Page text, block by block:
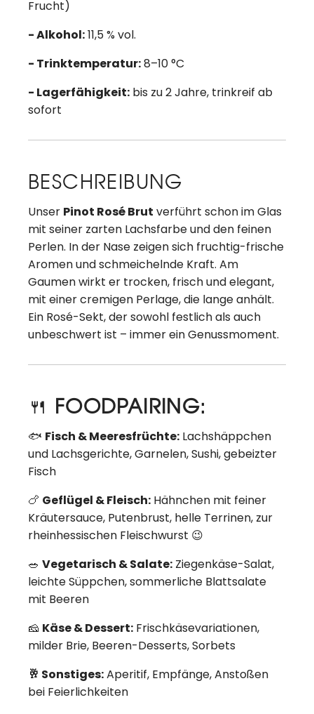
Frucht)
- Alkohol:11,5 % vol.
- Trinktemperatur:8–10 °C
- Lagerfähigkeit: bis zu 2 Jahre, trinkreif ab
sofort
BESCHREIBUNG
Unser Pinot Rosé Brut verführt schon im Glas
mit seiner zarten Lachsfarbe und den feinen
Perlen. In der Nase zeigen sich fruchtig-frische
Aromen und schmeichelnde Kraft. Am
Gaumen wirkt er trocken, frisch und elegant,
mit einer cremigen Perlage, die lange anhält.
Ein Rosé-Sekt, der sowohl festlich als auch
unbeschwert ist – immer ein Genussmoment.
🍴 FOODPAIRING:
🐟 Fisch & Meeresfrüchte: Lachshäppchen
und Lachsgerichte, Garnelen, Sushi, gebeizter
Fisch
🍗 Geflügel & Fleisch: Hähnchen mit feiner
Kräutersauce, Putenbrust, helle Terrinen, zur
rheinhessischen Fleischwurst 😉
🥗 Vegetarisch & Salate: Ziegenkäse-Salat,
leichte Süppchen, sommerliche Blattsalate
mit Beeren
🧀 Käse & Dessert: Frischkäsevariationen,
milder Brie, Beeren-Desserts, Sorbets
🥂 Sonstiges:Aperitif, Empfänge, Anstoßen
bei Feierlichkeiten